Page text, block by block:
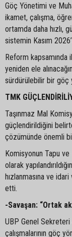
Göç Yönetimi ve
ikamet, çalışma,
ortamda daha hızlı,
sistemin Kasım
Reform kapsamında
yeniden ele
sürdürülebilir bir göç
TMK
Taşınmaz Mal
güçlendirildiğini
çözümünde önemli
Komisyonun Tapu
olarak
hızlanmasına ve
etti.
-Savaşan: “Ortak
UBP Genel
çalışmalarının göç